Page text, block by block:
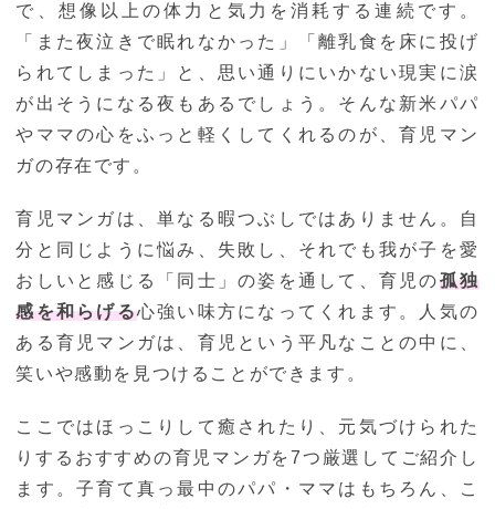
で、想像以上の体力と気力を消耗する連続です。
「また夜泣きで眠れなかった」「離乳食を床に投げ
られてしまった」と、思い通りにいかない現実に涙
が出そうになる夜もあるでしょう。そんな新米パパ
やママの心をふっと軽くしてくれるのが、育児マン
ガの存在です。
育児マンガは、単なる暇つぶしではありません。自
分と同じように悩み、失敗し、それでも我が子を愛
おしいと感じる「同士」の姿を通して、育児の孤独
感を和らげる心強い味方になってくれます。人気の
ある育児マンガは、育児という平凡なことの中に、
笑いや感動を見つけることができます。
ここではほっこりして癒されたり、元気づけられた
りするおすすめの育児マンガを7つ厳選してご紹介し
ます。子育て真っ最中のパパ・ママはもちろん、こ